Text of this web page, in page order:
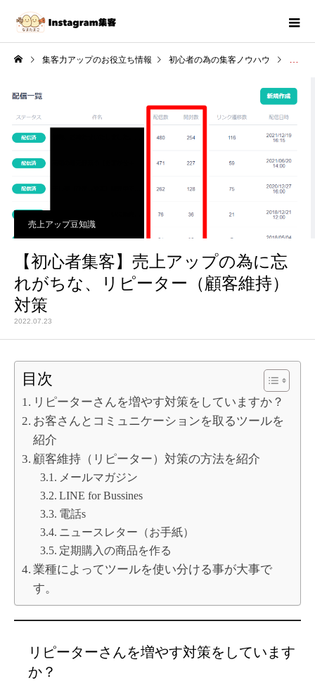
集客力アップのお役立ち情報 初心者の為の集客ノウハウ 【初
売上アップ豆知識
【初心者集客】売上アップの為に忘
れがちな、リピーター（顧客維持）
対策
2022.07.23
目次
リピーターさんを増やす対策をしていますか？
お客さんとコミュニケーションを取るツールを
紹介
顧客維持（リピーター）対策の方法を紹介
メールマガジン
LINE for Bussines
電話s
ニュースレター（お手紙）
定期購入の商品を作る
業種によってツールを使い分ける事が大事で
す。
リピーターさんを増やす対策をしています
か？